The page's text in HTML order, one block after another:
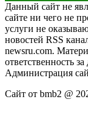
Данный сайт не
сайте ни чего не
услуги не
новостей RSS
newsru.com.
ответственность
Администрация
Сайт от bmb2 @